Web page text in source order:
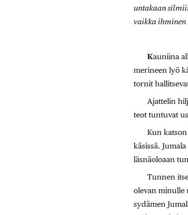
untakaan
vaikka ihminen
Kauniina
merineen lyö
tornit
Ajattelin
teot tuntuvat
Kun
käsissä.
läsnäoloaan
Tunnen
olevan minulle
sydämen